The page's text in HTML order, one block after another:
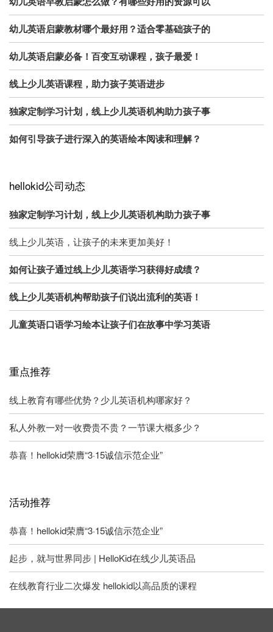
幼儿英语启蒙教材哪个最好用？适合零基础孩子的
幼儿英语启蒙必备！百变互动课程，孩子最爱！
线上少儿英语课程，助力孩子英语进步
独家定制学习计划，线上少儿英语机构助力孩子事
如何引导孩子进行深入的英语绘本阅读和理解？
hellokid公司动态
独家定制学习计划，线上少儿英语机构助力孩子事
线上少儿英语，让孩子的未来更加美好！
如何让孩子通过线上少儿英语学习获得好成绩？
线上少儿英语机构帮助孩子们说出流利的英语！
儿童英语口语学习绘本让孩子们在故事中学习英语
重点推荐
线上教育有哪些优势？少儿英语机构哪家好？
私人外教一对一收费贵不贵？一节课大概多少？
恭喜！hellokid荣膺“3·15诚信示范企业”
活动推荐
恭喜！hellokid荣膺“3·15诚信示范企业”
起步，就与世界同步 | HelloKid在线少儿英语品
在线教育行业二次爆发 hellokid以高品质的课程